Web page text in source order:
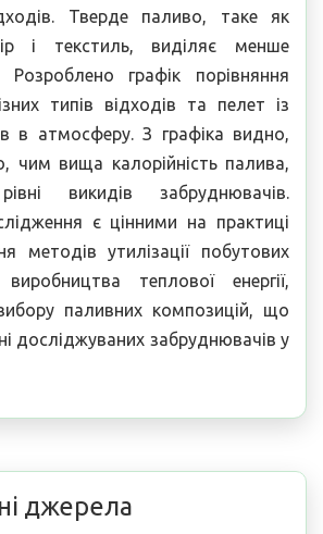
Тверде паливо, таке як
і текстиль, виділяє менше
Розроблено графік порівняння
типів відходів та пелет із
в атмосферу. З графіка видно,
чим вища калорійність палива,
викидів забруднювачів.
є цінними на практиці
методів утилізації побутових
теплової енергії,
паливних композицій, що
досліджуваних забруднювачів у
джерела